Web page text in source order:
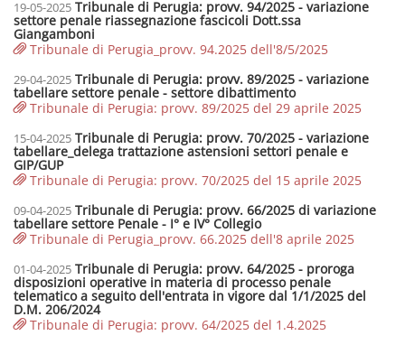
19-05-2025 Tribunale di Perugia: provv. 94/2025 - variazione
settore penale riassegnazione fascicoli Dott.ssa
Giangamboni
Tribunale di Perugia_provv. 94.2025 dell'8/5/2025
29-04-2025 Tribunale di Perugia: provv. 89/2025 - variazione
tabellare settore penale - settore dibattimento
Tribunale di Perugia: provv. 89/2025 del 29 aprile 2025
15-04-2025 Tribunale di Perugia: provv. 70/2025 - variazione
tabellare_delega trattazione astensioni settori penale e
GIP/GUP
Tribunale di Perugia: provv. 70/2025 del 15 aprile 2025
09-04-2025 Tribunale di Perugia: provv. 66/2025 di variazione
tabellare settore Penale - I° e IV° Collegio
Tribunale di Perugia_provv. 66.2025 dell'8 aprile 2025
01-04-2025 Tribunale di Perugia: provv. 64/2025 - proroga
disposizioni operative in materia di processo penale
telematico a seguito dell'entrata in vigore dal 1/1/2025 del
D.M. 206/2024
Tribunale di Perugia: provv. 64/2025 del 1.4.2025